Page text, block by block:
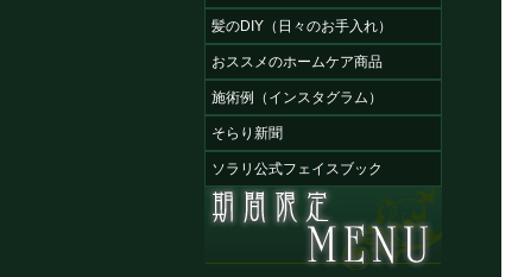
髪のDIY（日々のお手入れ）
おススメのホームケア商品
施術例（インスタグラム）
そらり新聞
ソラリ公式フェイスブック